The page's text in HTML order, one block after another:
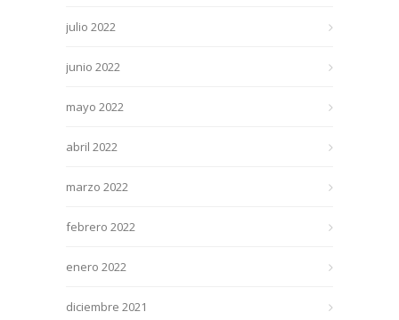
julio 2022
junio 2022
mayo 2022
abril 2022
marzo 2022
febrero 2022
enero 2022
diciembre 2021